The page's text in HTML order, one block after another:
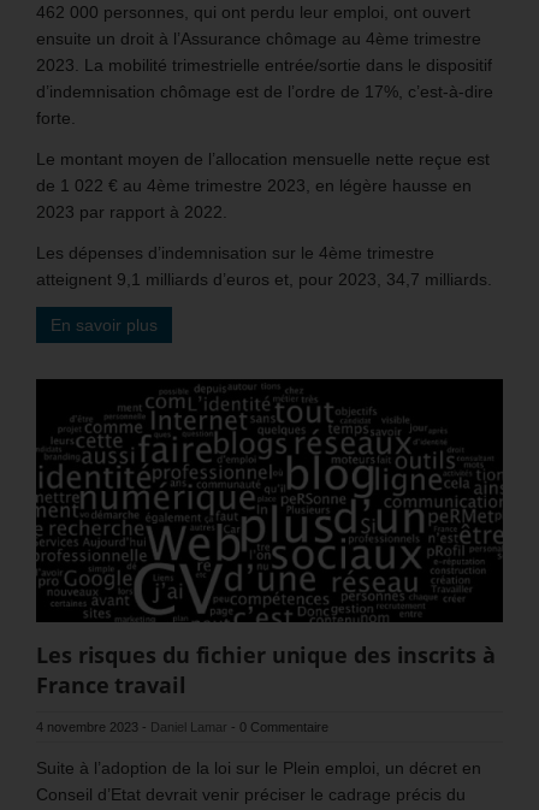
462 000 personnes, qui ont perdu leur emploi, ont ouvert
ensuite un droit à l’Assurance chômage au 4ème trimestre
2023. La mobilité trimestrielle entrée/sortie dans le dispositif
d’indemnisation chômage est de l’ordre de 17%, c’est-à-dire
forte.
Le montant moyen de l’allocation mensuelle nette reçue est
de 1 022 € au 4ème trimestre 2023, en légère hausse en
2023 par rapport à 2022.
Les dépenses d’indemnisation sur le 4ème trimestre
atteignent 9,1 milliards d’euros et, pour 2023, 34,7 milliards.
En savoir plus
Les risques du fichier unique des inscrits à
France travail
4 novembre 2023 - Daniel Lamar - 0 Commentaire
Suite à l’adoption de la loi sur le Plein emploi, un décret en
Conseil d’Etat devrait venir préciser le cadrage précis du